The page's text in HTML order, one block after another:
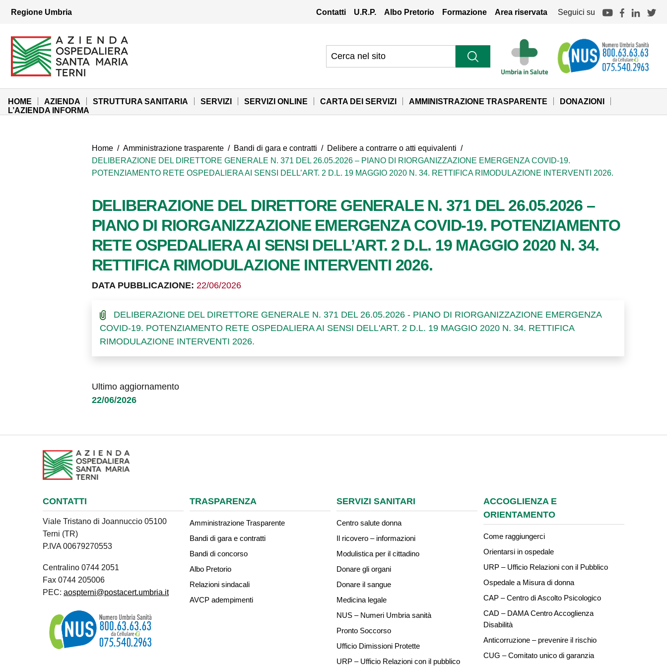
Vai al menu di navigazione
Regione Umbria Contatti U.R.P. Albo Pretorio Formazione Area riservata Seguici su
Azienda Ospedaliera Santa Maria di Terni
Sito Istituzionale
HOME AZIENDA STRUTTURA SANITARIA SERVIZI SERVIZI ONLINE CARTA DEI SERVIZI AMMINISTRAZIONE TRASPARENTE
DONAZIONI
L’AZIENDA INFORMA
Home / Amministrazione trasparente / Bandi di gara e contratti / Delibere a contrarre o atti equivalenti /
DELIBERAZIONE DEL DIRETTORE GENERALE N. 371 DEL 26.05.2026 – PIANO DI RIORGANIZZAZIONE EMERGENZA COVID-19.
POTENZIAMENTO RETE OSPEDALIERA AI SENSI DELL’ART. 2 D.L. 19 MAGGIO 2020 N. 34. RETTIFICA RIMODULAZIONE INTERVENTI 2026.
DELIBERAZIONE DEL DIRETTORE GENERALE N. 371 DEL 26.05.2026 –
PIANO DI RIORGANIZZAZIONE EMERGENZA COVID-19. POTENZIAMENTO
RETE OSPEDALIERA AI SENSI DELL’ART. 2 D.L. 19 MAGGIO 2020 N. 34.
RETTIFICA RIMODULAZIONE INTERVENTI 2026.
DATA PUBBLICAZIONE: 22/06/2026
DELIBERAZIONE DEL DIRETTORE GENERALE N. 371 DEL 26.05.2026 - PIANO DI RIORGANIZZAZIONE EMERGENZA
COVID-19. POTENZIAMENTO RETE OSPEDALIERA AI SENSI DELL'ART. 2 D.L. 19 MAGGIO 2020 N. 34. RETTIFICA
RIMODULAZIONE INTERVENTI 2026.
Ultimo aggiornamento
22/06/2026
CONTATTI
Viale Tristano di Joannuccio 05100
Terni (TR)
P.IVA 00679270553
Centralino 0744 2051
Fax 0744 205006
PEC: aospterni@postacert.umbria.it
TRASPARENZA
Amministrazione Trasparente
Bandi di gara e contratti
Bandi di concorso
Albo Pretorio
Relazioni sindacali
AVCP adempimenti
SERVIZI SANITARI
Centro salute donna
Il ricovero – informazioni
Modulistica per il cittadino
Donare gli organi
Donare il sangue
Medicina legale
NUS – Numeri Umbria sanità
Pronto Soccorso
Ufficio Dimissioni Protette
URP – Ufficio Relazioni con il pubblico
ACCOGLIENZA E
ORIENTAMENTO
Come raggiungerci
Orientarsi in ospedale
URP – Ufficio Relazioni con il Pubblico
Ospedale a Misura di donna
CAP – Centro di Ascolto Psicologico
CAD – DAMA Centro Accoglienza
Disabilità
Anticorruzione – prevenire il rischio
CUG – Comitato unico di garanzia